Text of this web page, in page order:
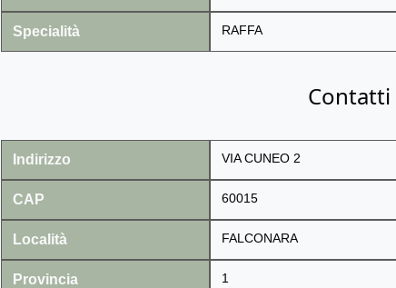
Specialità RAFFA
Contatti
Indirizzo VIA CUNEO 2
CAP 60015
Località FALCONARA
Provincia 1